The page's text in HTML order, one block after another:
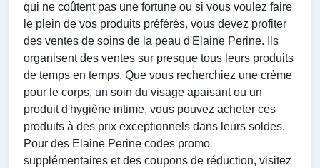
qui ne coûtent pas une fortune ou si vous voulez faire
le plein de vos produits préférés, vous devez profiter
des ventes de soins de la peau d'Elaine Perine. Ils
organisent des ventes sur presque tous leurs produits
de temps en temps. Que vous recherchiez une crème
pour le corps, un soin du visage apaisant ou un
produit d'hygiène intime, vous pouvez acheter ces
produits à des prix exceptionnels dans leurs soldes.
Pour des Elaine Perine codes promo
supplémentaires et des coupons de réduction, visitez